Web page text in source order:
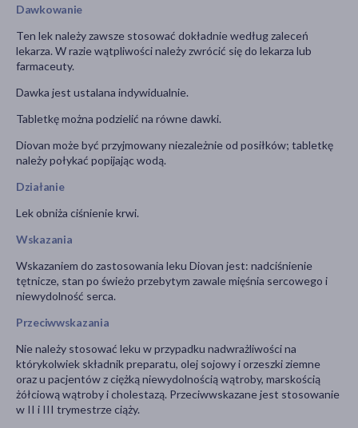
Dawkowanie
Ten lek należy zawsze stosować dokładnie według zaleceń
lekarza. W razie wątpliwości należy zwrócić się do lekarza lub
farmaceuty.
Dawka jest ustalana indywidualnie.
Tabletkę można podzielić na równe dawki.
Diovan może być przyjmowany niezależnie od posiłków; tabletkę
należy połykać popijając wodą.
Działanie
Lek obniża ciśnienie krwi.
Wskazania
Wskazaniem do zastosowania leku Diovan jest: nadciśnienie
tętnicze, stan po świeżo przebytym zawale mięśnia sercowego i
niewydolność serca.
Przeciwwskazania
Nie należy stosować leku w przypadku nadwrażliwości na
którykolwiek składnik preparatu, olej sojowy i orzeszki ziemne
oraz u pacjentów z ciężką niewydolnością wątroby, marskością
żółciową wątroby i cholestazą. Przeciwwskazane jest stosowanie
w II i III trymestrze ciąży.